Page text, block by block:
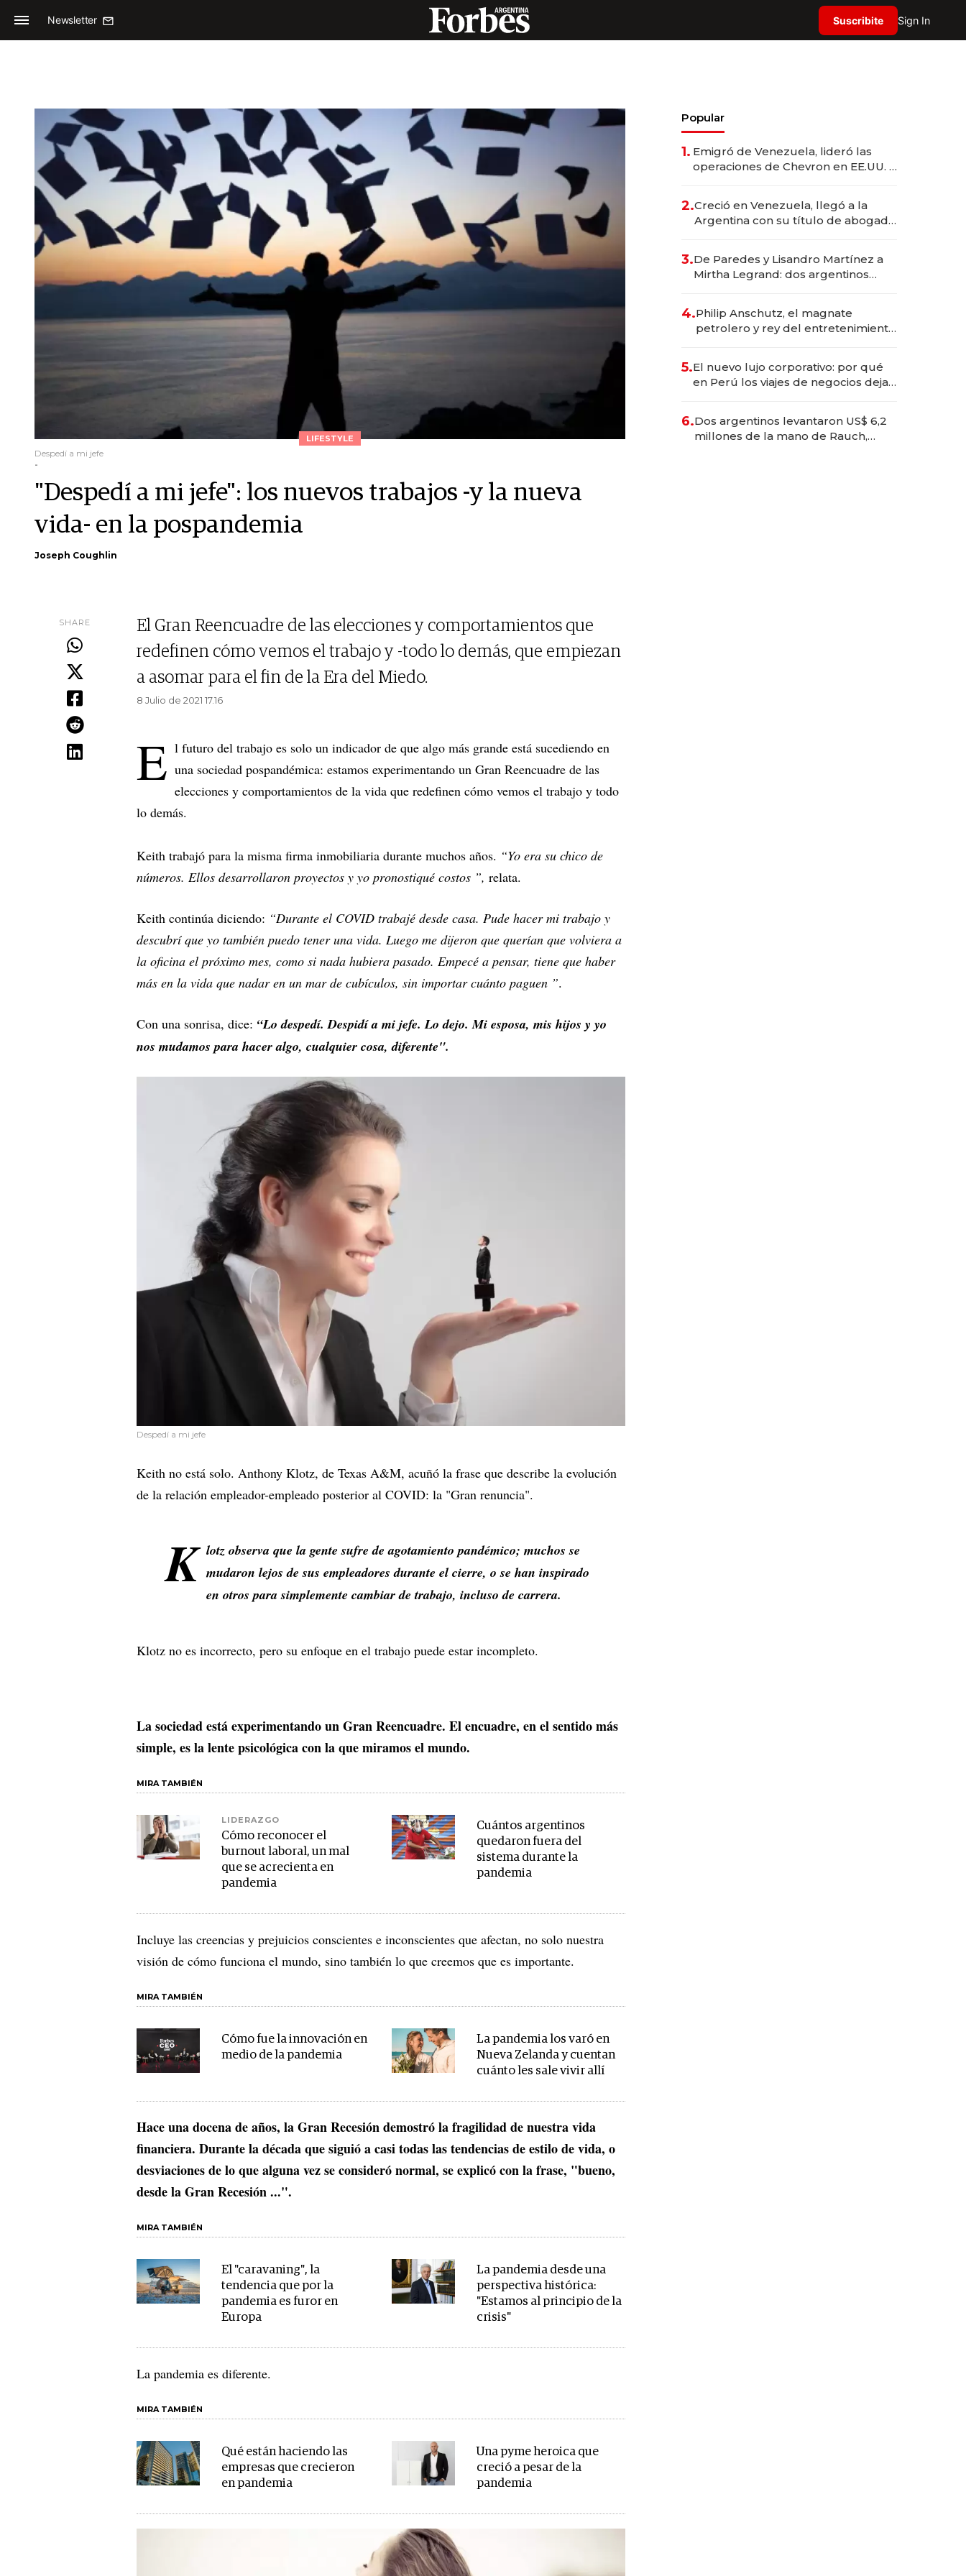
Newsletter Suscribite Sign In
LIFESTYLE
Despedí a mi jefe
-
"Despedí a mi jefe": los nuevos trabajos -y la nueva
vida- en la pospandemia
Joseph Coughlin
SHARE
El Gran Reencuadre de las elecciones y comportamientos que
redefinen cómo vemos el trabajo y -todo lo demás, que empiezan
a asomar para el fin de la Era del Miedo.
8 Julio de 2021 17.16
E l futuro del trabajo es solo un indicador de que algo más grande está sucediendo en
una sociedad pospandémica: estamos experimentando un Gran Reencuadre de las
elecciones y comportamientos de la vida que redefinen cómo vemos el trabajo y todo
lo demás.
Keith trabajó para la misma firma inmobiliaria durante muchos años. “Yo era su chico de
números. Ellos desarrollaron proyectos y yo pronostiqué costos ”, relata.
Keith continúa diciendo: “Durante el COVID trabajé desde casa. Pude hacer mi trabajo y
descubrí que yo también puedo tener una vida. Luego me dijeron que querían que volviera a
la oficina el próximo mes, como si nada hubiera pasado. Empecé a pensar, tiene que haber
más en la vida que nadar en un mar de cubículos, sin importar cuánto paguen ”.
Con una sonrisa, dice: “Lo despedí. Despidí a mi jefe. Lo dejo. Mi esposa, mis hijos y yo
nos mudamos para hacer algo, cualquier cosa, diferente".
Despedí a mi jefe
Keith no está solo. Anthony Klotz, de Texas A&M, acuñó la frase que describe la evolución
de la relación empleador-empleado posterior al COVID: la "Gran renuncia".
K lotz observa que la gente sufre de agotamiento pandémico; muchos se
mudaron lejos de sus empleadores durante el cierre, o se han inspirado
en otros para simplemente cambiar de trabajo, incluso de carrera.
Klotz no es incorrecto, pero su enfoque en el trabajo puede estar incompleto.
La sociedad está experimentando un Gran Reencuadre. El encuadre, en el sentido más
simple, es la lente psicológica con la que miramos el mundo.
MIRA TAMBIÉN
LIDERAZGO
Cómo reconocer el
burnout laboral, un mal
que se acrecienta en
pandemia
Cuántos argentinos
quedaron fuera del
sistema durante la
pandemia
Incluye las creencias y prejuicios conscientes e inconscientes que afectan, no solo nuestra
visión de cómo funciona el mundo, sino también lo que creemos que es importante.
MIRA TAMBIÉN
Cómo fue la innovación en
medio de la pandemia
La pandemia los varó en
Nueva Zelanda y cuentan
cuánto les sale vivir allí
Hace una docena de años, la Gran Recesión demostró la fragilidad de nuestra vida
financiera. Durante la década que siguió a casi todas las tendencias de estilo de vida, o
desviaciones de lo que alguna vez se consideró normal, se explicó con la frase, "bueno,
desde la Gran Recesión ...".
MIRA TAMBIÉN
El "caravaning", la
tendencia que por la
pandemia es furor en
Europa
La pandemia desde una
perspectiva histórica:
"Estamos al principio de la
crisis"
La pandemia es diferente.
MIRA TAMBIÉN
Qué están haciendo las
empresas que crecieron
en pandemia
Una pyme heroica que
creció a pesar de la
pandemia
Popular
1. Emigró de Venezuela, lideró las
operaciones de Chevron en EE.UU. y
2.Creció en Venezuela, llegó a la
Argentina con su título de abogado
marcas "fast premium"
3.De Paredes y Lisandro Martínez a
Mirtha Legrand: dos argentinos
4.Philip Anschutz, el magnate
petrolero y rey del entretenimiento
5.El nuevo lujo corporativo: por qué
en Perú los viajes de negocios dejan
en experiencias transformadoras
6.Dos argentinos levantaron US$ 6,2
millones de la mano de Rauch,